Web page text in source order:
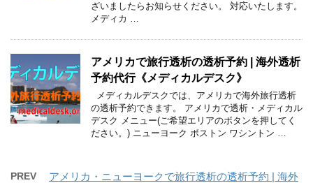
ざいましたらお知らせください。 対応いたします。
メディカ …
アメリカで旅行透析の透析予約 | 海外透析
予約代行《メディカルデスク》
メディカルデスクでは、アメリカで海外旅行透析
の透析予約できます。 アメリカで透析・メディカル
デスク メニュー(ご希望エリアのボタンを押してく
ださい。) ニューヨーク ボストン ワシントン …
PREV アメリカ・ニューヨークで旅行透析の透析予約 | 海外